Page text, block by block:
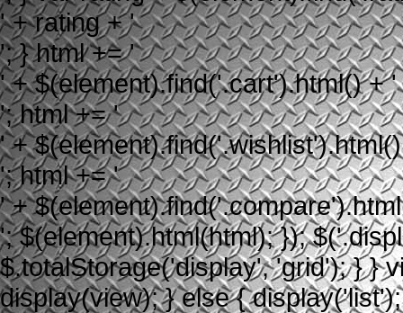
' + rating + '
'; } html += '
' + $(element).find('.cart').html() + '
'; html += '
' +
'; html += '
' +
'; $(element).html(html); });
$.totalStorage('display', 'grid'); } }
display(view); } else {